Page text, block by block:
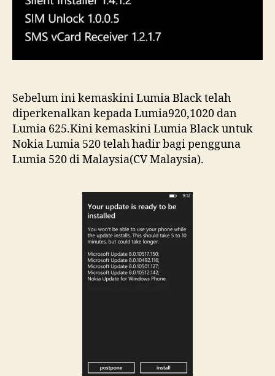
Sebelum ini kemaskini Lumia Black telah
diperkenalkan kepada Lumia920,1020 dan
Lumia 625.Kini kemaskini Lumia Black untuk
Nokia Lumia 520 telah hadir bagi pengguna
Lumia 520 di Malaysia(CV Malaysia).